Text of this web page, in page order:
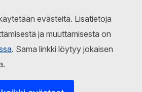
evästeitä. Lisätietoja
ja muuttamisesta on
. Sama linkki löytyy jokaisen